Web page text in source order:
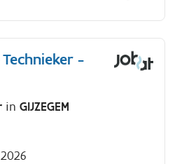
-
in GIJZEGEM